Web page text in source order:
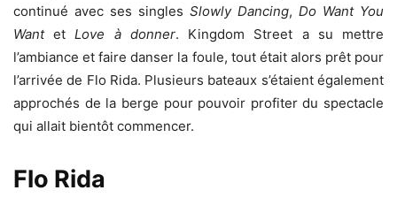
continué avec ses singles Slowly Dancing, Do Want You
WantetLove à donner. Kingdom Street a su mettre
l’ambiance et faire danser la foule, tout était alors prêt pour
l’arrivée de Flo Rida. Plusieurs bateaux s’étaient également
approchés de la berge pour pouvoir profiter du spectacle
qui allait bientôt commencer.
Flo Rida